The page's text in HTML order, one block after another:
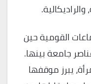
القومية حين
جامعة بينها.
يبرز موقفها